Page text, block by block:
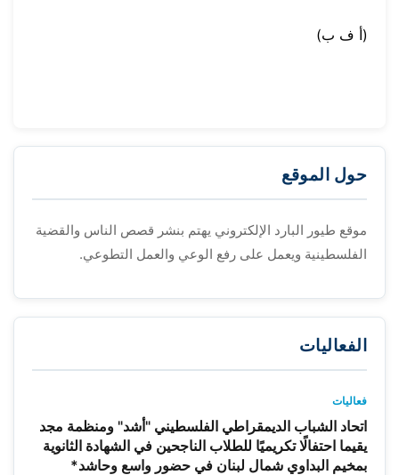
(أ ف ب)
حول الموقع
موقع طيور البارد الإلكتروني يهتم بنشر قصص الناس والقضية
الفلسطينية ويعمل على رفع الوعي والعمل التطوعي.
الفعاليات
فعاليات
اتحاد الشباب الديمقراطي الفلسطيني "أشد" ومنظمة مجد
يقيما احتفالًا تكريميًا للطلاب الناجحين في الشهادة الثانوية
بمخيم البداوي شمال لبنان في حضور واسع وحاشد*